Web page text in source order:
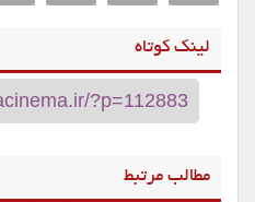
لینک کوتاه
مطالب مرتبط